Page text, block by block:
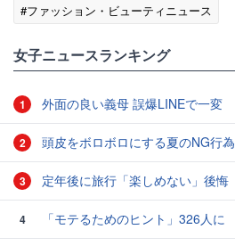
#ファッション・ビューティニュース
女子ニュースランキング
1 外面の良い義母 誤爆LINEで一変
2 頭皮をボロボロにする夏のNG行為
3 定年後に旅行「楽しめない」後悔
4 「モテるためのヒント」326人に